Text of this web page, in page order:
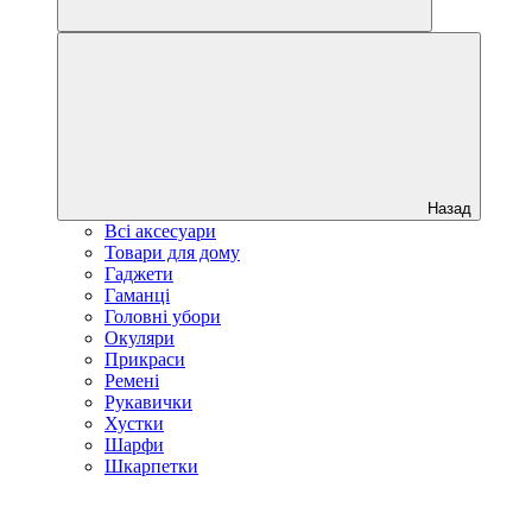
Назад
Всі аксесуари
Товари для дому
Гаджети
Гаманці
Головні убори
Окуляри
Прикраси
Ремені
Рукавички
Хустки
Шарфи
Шкарпетки